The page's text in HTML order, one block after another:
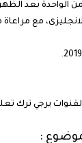
الواحدة بعد
مع
يرجي ترك
: